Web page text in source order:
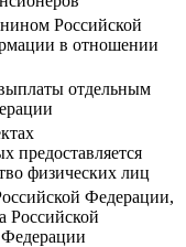
Российской
в отношении
отдельным
предоставляется
физических лиц
Федерации,
Российской